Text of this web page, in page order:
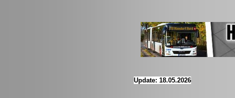
Update: 18.05.2026